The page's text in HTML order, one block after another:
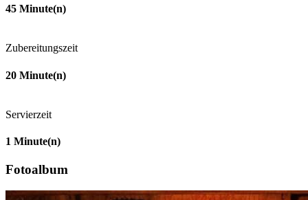
45 Minute(n)
Zubereitungszeit
20 Minute(n)
Servierzeit
1 Minute(n)
Fotoalbum